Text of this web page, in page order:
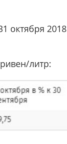
октября 2018
литр: